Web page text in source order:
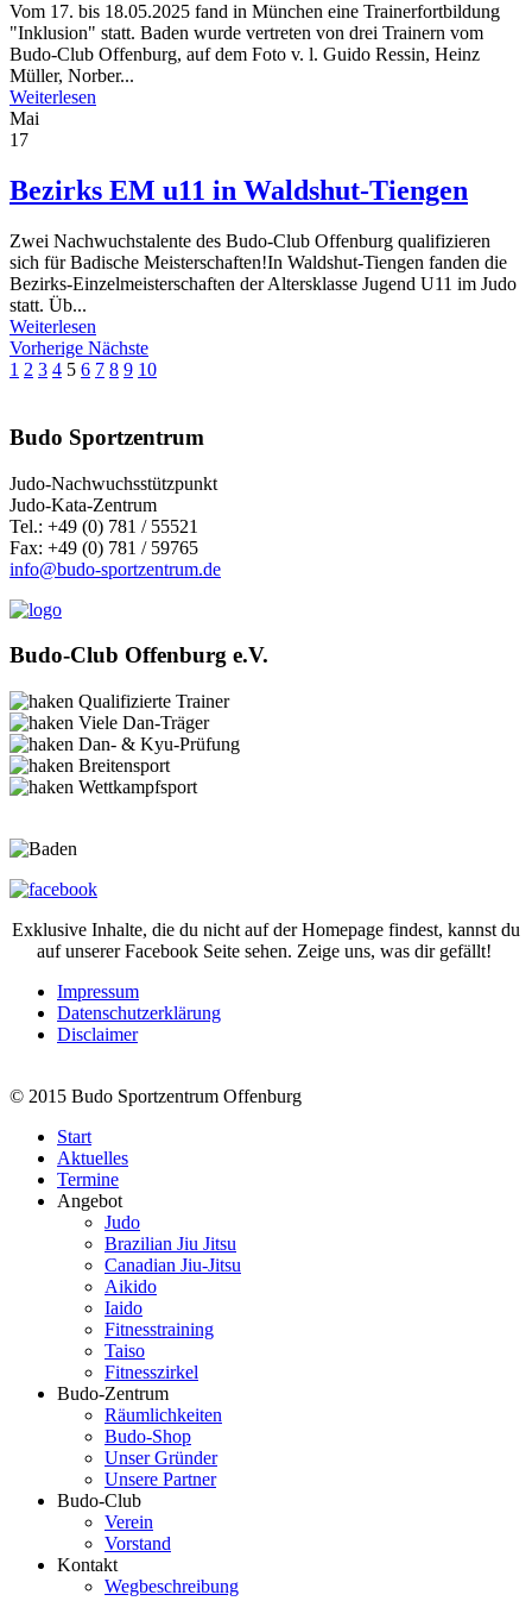
Vom 17. bis 18.05.2025 fand in München eine Trainerfortbildung
"Inklusion" statt. Baden wurde vertreten von drei Trainern vom
Budo-Club Offenburg, auf dem Foto v. l. Guido Ressin, Heinz
Müller, Norber...
Weiterlesen
Mai
17
Bezirks EM u11 in Waldshut-Tiengen
Zwei Nachwuchstalente des Budo-Club Offenburg qualifizieren
sich für Badische Meisterschaften!In Waldshut-Tiengen fanden die
Bezirks-Einzelmeisterschaften der Altersklasse Jugend U11 im Judo
statt. Üb...
Weiterlesen
Vorherige Nächste
1 2 3 4 5 6 7 8 9 10
Budo Sportzentrum
Judo-Nachwuchsstützpunkt
Judo-Kata-Zentrum
Tel.: +49 (0) 781 / 55521
Fax: +49 (0) 781 / 59765
info@budo-sportzentrum.de
Budo-Club Offenburg e.V.
Qualifizierte Trainer
Viele Dan-Träger
Dan- & Kyu-Prüfung
Breitensport
Wettkampfsport
Exklusive Inhalte, die du nicht auf der Homepage findest, kannst du
auf unserer Facebook Seite sehen. Zeige uns, was dir gefällt!
Impressum
Datenschutzerklärung
Disclaimer
© 2015 Budo Sportzentrum Offenburg
Start
Aktuelles
Termine
Angebot
Judo
Brazilian Jiu Jitsu
Canadian Jiu-Jitsu
Aikido
Iaido
Fitnesstraining
Taiso
Fitnesszirkel
Budo-Zentrum
Räumlichkeiten
Budo-Shop
Unser Gründer
Unsere Partner
Budo-Club
Verein
Vorstand
Kontakt
Wegbeschreibung